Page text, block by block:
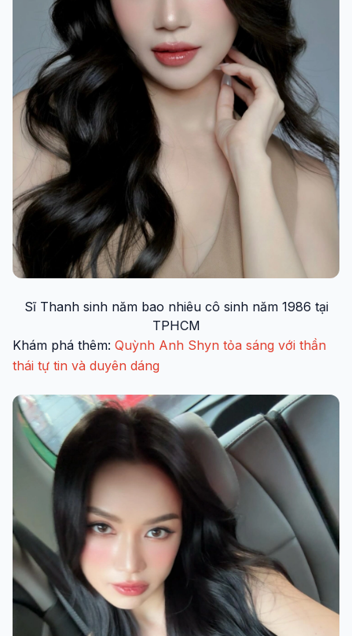
Sĩ Thanh sinh năm bao nhiêu cô sinh năm 1986 tại
TPHCM
Khám phá thêm: Quỳnh Anh Shyn tỏa sáng với thần
thái tự tin và duyên dáng